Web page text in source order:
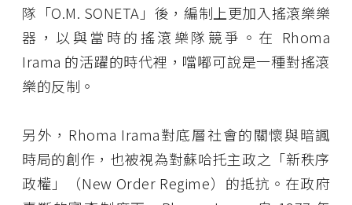
隊「O.M. SONETA」後，編制上更加入搖滾樂樂
器，以與當時的搖滾樂隊競爭。在 Rhoma
Irama 的活躍的時代裡，噹嘟可說是一種對搖滾
樂的反制。
另外，Rhoma Irama對底層社會的關懷與暗諷
時局的創作，也被視為對蘇哈托主政之「新秩序
政權」（New Order Regime）的抵抗。在政府